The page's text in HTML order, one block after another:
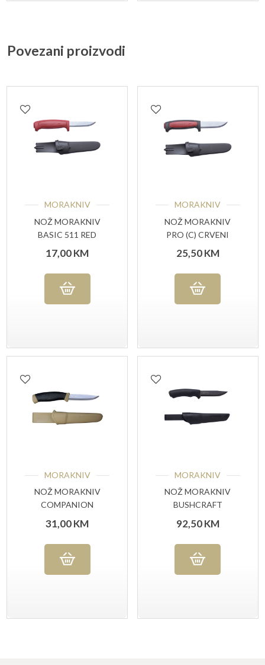
Povezani proizvodi
MORAKNIV
NOŽ MORAKNIV
BASIC 511 RED
17,00KM
MORAKNIV
NOŽ MORAKNIV
PRO (C) CRVENI
25,50KM
MORAKNIV
NOŽ MORAKNIV
COMPANION
31,00KM
MORAKNIV
NOŽ MORAKNIV
BUSHCRAFT
92,50KM